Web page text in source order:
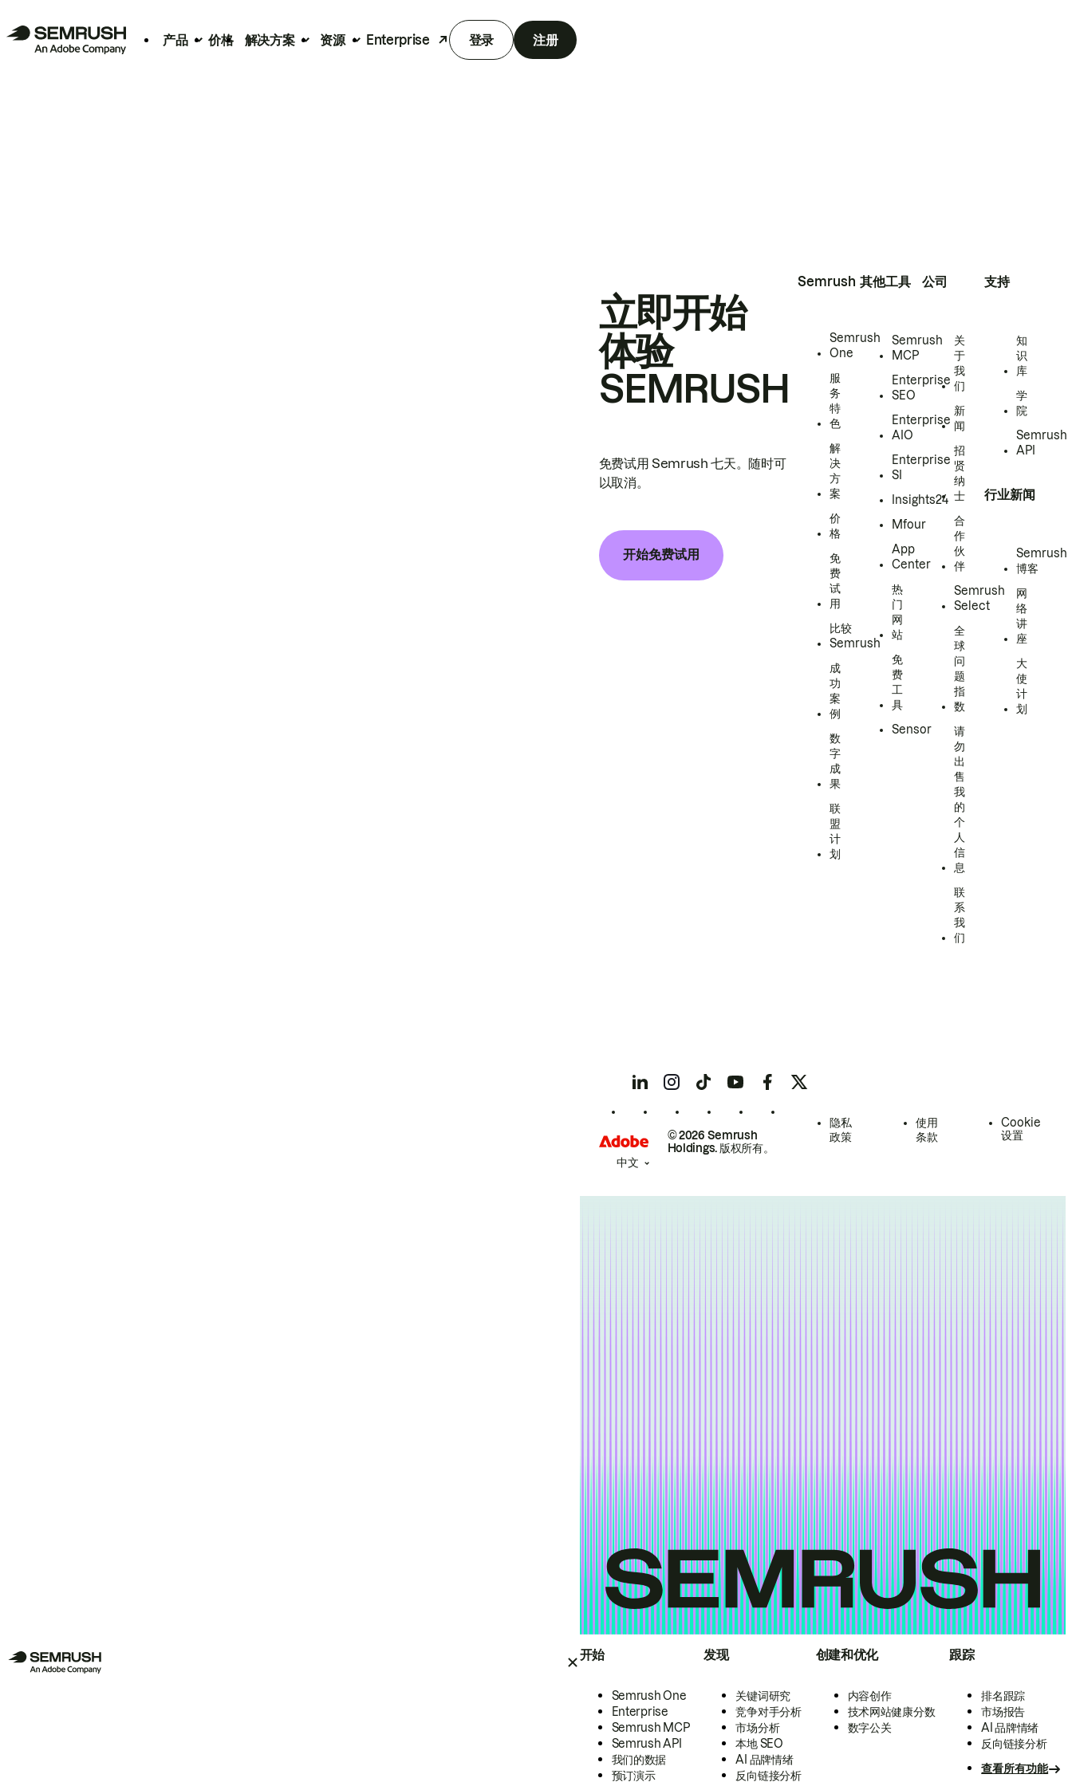
产品 价格 解决方案 资源 Enterprise 登录 注册
开始
Semrush One
Enterprise
Semrush MCP
Semrush API
我们的数据
预订演示
发现
关键词研究
竞争对手分析
市场分析
本地 SEO
AI 品牌情绪
反向链接分析
创建和优化
内容创作
技术网站健康分数
数字公关
跟踪
排名跟踪
市场报告
AI 品牌情绪
反向链接分析
查看所有功能
立即开始
体验
SEMRUSH
免费试用 Semrush 七天。随时可
以取消。
开始免费试用
Semrush
Semrush
One
服
务
特
色
解
决
方
案
价
格
免
费
试
用
比较
Semrush
成
功
案
例
数
字
成
果
联
盟
计
划
其他工具
Semrush
MCP
Enterprise
SEO
Enterprise
AIO
Enterprise
SI
Insights24
Mfour
App
Center
热
门
网
站
免
费
工
具
Sensor
公司
关
于
我
们
新
闻
招
贤
纳
士
合
作
伙
伴
Semrush
Select
全
球
问
题
指
数
请
勿
出
售
我
的
个
人
信
息
联
系
我
们
支持
知
识
库
学
院
Semrush
API
行业新闻
Semrush
博客
网
络
讲
座
大
使
计
划
© 2026 Semrush
Holdings. 版权所有。
隐私
政策
使用
条款
Cookie
设置
中文